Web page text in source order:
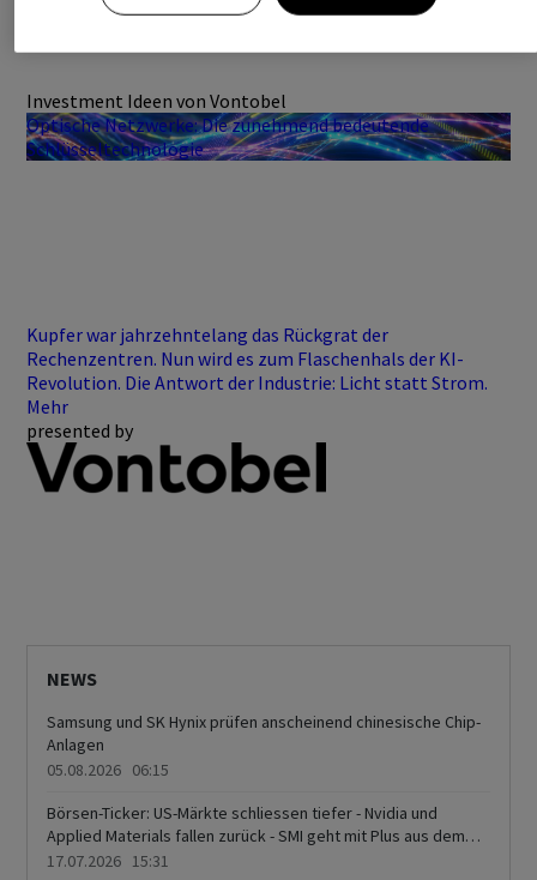
Investment Ideen von Vontobel
Optische Netzwerke: Die zunehmend bedeutende
Schlüsseltechnologie
Kupfer war jahrzehntelang das Rückgrat der
Rechenzentren. Nun wird es zum Flaschenhals der KI-
Revolution. Die Antwort der Industrie: Licht statt Strom.
Mehr
presented by
NEWS
Samsung und SK Hynix prüfen anscheinend chinesische Chip-
Anlagen
05.08.2026 06:15
Börsen-Ticker: US-Märkte schliessen tiefer - Nvidia und
Applied Materials fallen zurück - SMI geht mit Plus aus dem
Handel - Schwergewichte stützen - Gewinnmitnahmen bei
17.07.2026 15:31